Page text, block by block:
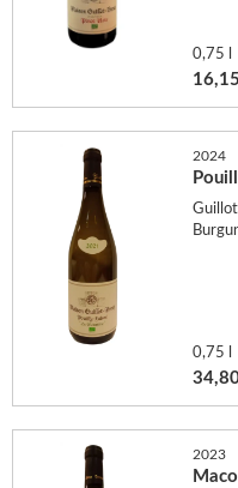
0,75 l
2024
0,75 l
2023